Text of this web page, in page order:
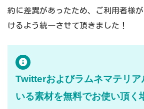
約に差異があったため、ご利用者様
けるよう統一させて頂きました！
Twitterおよびラムネマテリア
いる素材を無料でお使い頂く